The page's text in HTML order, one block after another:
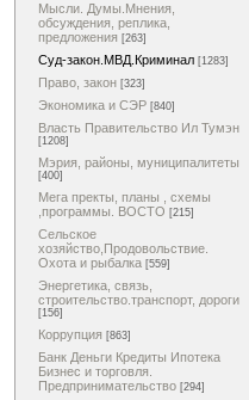
Мысли. Думы.Мнения,
обсуждения, реплика,
предложения [263]
Суд-закон.МВД.Криминал [1283]
Право, закон [323]
Экономика и СЭР [840]
Власть Правительство Ил Тумэн
[1208]
Мэрия, районы, муниципалитеты
[400]
Мега пректы, планы , схемы
,программы. ВОСТО [215]
Сельское
хозяйство,Продовольствие.
Охота и рыбалка [559]
Энергетика, связь,
строительство.транспорт, дороги
[156]
Коррупция [863]
Банк Деньги Кредиты Ипотека
Бизнес и торговля.
Предпринимательство [294]